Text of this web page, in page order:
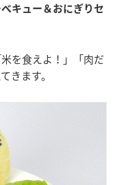
キュー＆おにぎりセ
を食えよ！」「肉だ
きます。